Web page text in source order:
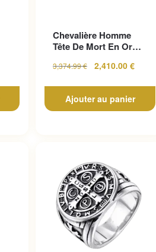
Chevalière Homme
Tête De Mort En Or
Gothique...
3,374.99€ 2,410.00 €
Ajouter au panier